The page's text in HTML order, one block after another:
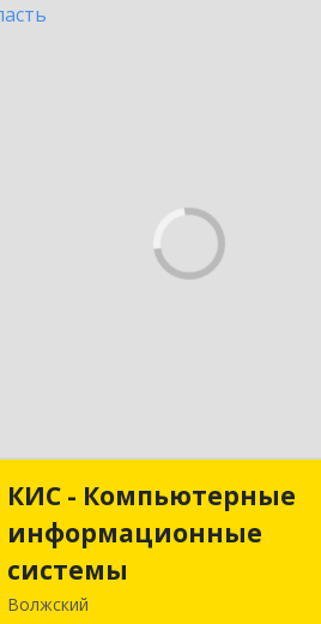
КИС - Компьютерные
информационные
системы
Волжский
КИС -